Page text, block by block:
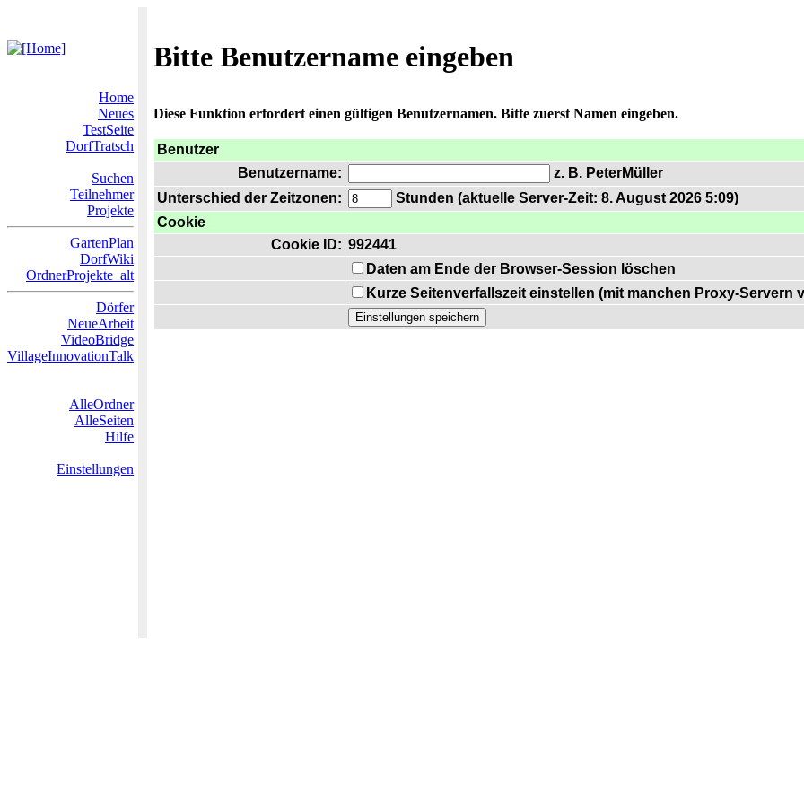
Bitte Benutzername eingeben
Home
Neues
TestSeite
DorfTratsch
Suchen
Teilnehmer
Projekte
GartenPlan
DorfWiki
OrdnerProjekte_alt
Dörfer
NeueArbeit
VideoBridge
VillageInnovationTalk
AlleOrdner
AlleSeiten
Hilfe
Einstellungen
Diese Funktion erfordert einen gültigen Benutzernamen. Bitte zuerst Namen eingeben.
Benutzer
Benutzername:
z. B. PeterMüller
Unterschied der Zeitzonen:
Stunden (aktuelle Server-Zeit: 8. August 2026 5:09)
Cookie
Cookie ID: 992441
Daten am Ende der Browser-Session löschen
Kurze Seitenverfallszeit einstellen (mit manchen Proxy-Servern